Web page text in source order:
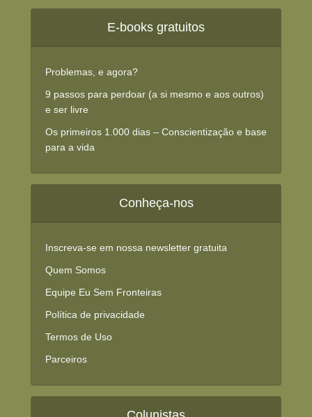
E-books gratuitos
Problemas, e agora?
9 passos para perdoar (a si mesmo e aos outros)
e ser livre
Os primeiros 1.000 dias – Conscientização e base
para a vida
Conheça-nos
Inscreva-se em nossa newsletter gratuita
Quem Somos
Equipe Eu Sem Fronteiras
Política de privacidade
Termos de Uso
Parceiros